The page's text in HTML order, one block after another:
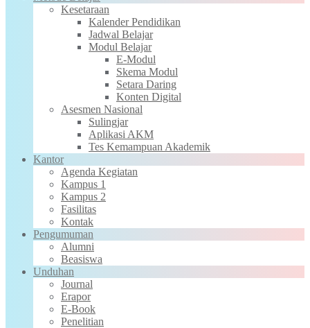
Kesetaraan
Kalender Pendidikan
Jadwal Belajar
Modul Belajar
E-Modul
Skema Modul
Setara Daring
Konten Digital
Asesmen Nasional
Sulingjar
Aplikasi AKM
Tes Kemampuan Akademik
Kantor
Agenda Kegiatan
Kampus 1
Kampus 2
Fasilitas
Kontak
Pengumuman
Alumni
Beasiswa
Unduhan
Journal
Erapor
E-Book
Penelitian